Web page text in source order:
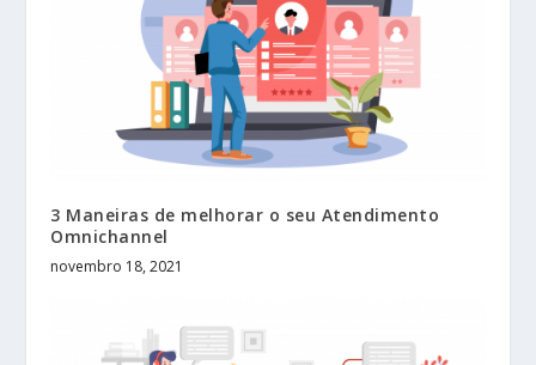
3 Maneiras de melhorar o seu Atendimento
Omnichannel
novembro 18, 2021